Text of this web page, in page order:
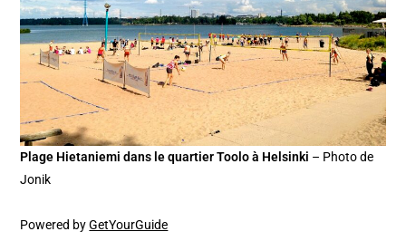
Plage Hietaniemi dans le quartier Toolo à Helsinki – Photo de
Jonik
Powered byGetYourGuide